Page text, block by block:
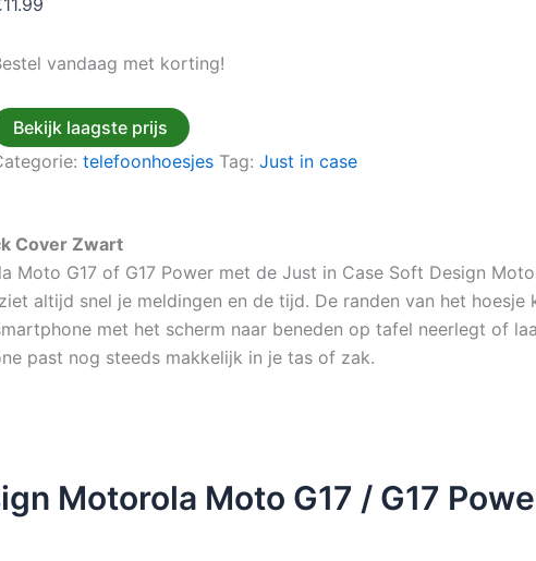
11.99
vandaag met korting!
Bekijk laagste prijs
telefoonhoesjes Tag: Just in case
Cover Zwart
G17 of G17 Power met de Just in Case Soft Design
altijd snel je meldingen en de tijd. De randen van het hoesje
met het scherm naar beneden op tafel neerlegt of
past nog steeds makkelijk in je tas of zak.
Motorola Moto G17 / G17